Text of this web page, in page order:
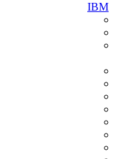
IBM